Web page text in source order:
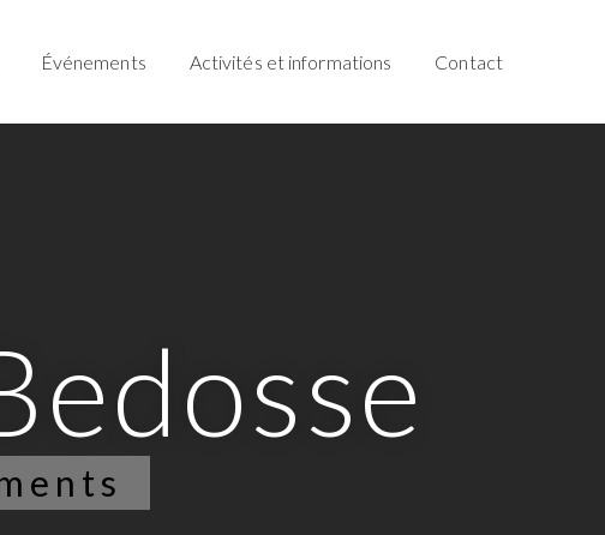
Événements Activités et informations Contact
edosse